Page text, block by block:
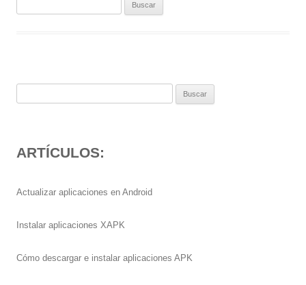
ARTÍCULOS:
Actualizar aplicaciones en Android
Instalar aplicaciones XAPK
Cómo descargar e instalar aplicaciones APK